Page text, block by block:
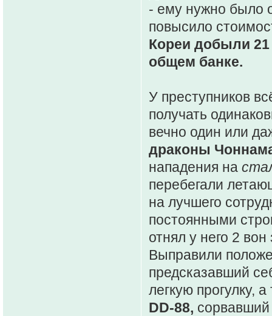
- ему нужно было
повысило
Кореи добыли 21
общем банке.
У преступников
получать
вечно один или
драконы
нападения на
перебегали
на лучшего
постоянными
отнял у него 2
Выправили
предсказавший
легкую прогулку,
DD-88,